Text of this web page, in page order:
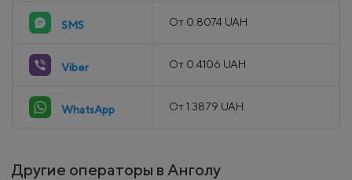
SMS От 0.8074 UAH
Viber От 0.4106 UAH
WhatsApp От 1.3879 UAH
Другие операторы в Анголу